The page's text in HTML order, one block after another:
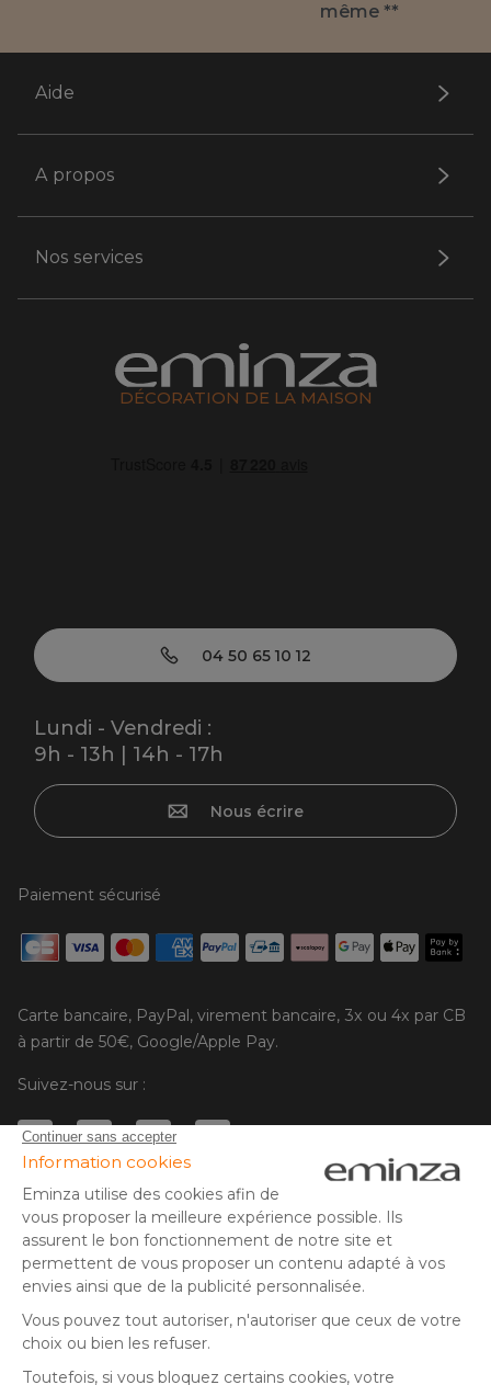
même **
Aide
A propos
Nos services
DÉCORATION DE LA MAISON
04 50 65 10 12
Lundi - Vendredi :
9h - 13h | 14h - 17h
Nous écrire
Paiement sécurisé
Carte bancaire, PayPal, virement bancaire, 3x ou 4x par CB
à partir de 50€, Google/Apple Pay.
Suivez-nous sur :
© Copyright 2025 Eminza | Tous droits réservés |
ESPAÑA
ITALIE
DEUTSCHLAND
NEDERLAND
FRA
* Vous disposez de 30 jours (à compter de la réception ou du
retrait de votre colis) pour effectuer un retour de produits et
vous faire rembourser. Hors colis volumineux